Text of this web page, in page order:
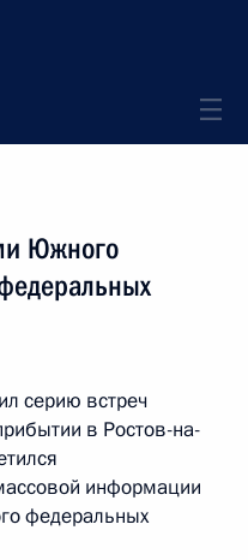
Южного
серию встреч
в Ростов-на-
информации
федеральных